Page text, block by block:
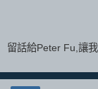
留話給Peter Fu,讓